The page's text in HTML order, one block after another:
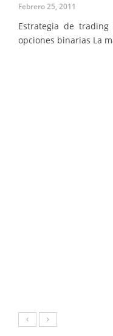
Febrero 25, 2011
Estrategia de
opciones binarias La